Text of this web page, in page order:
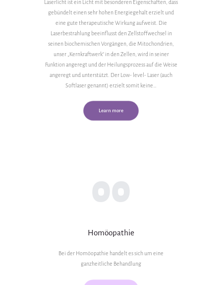
Laserlicht ist ein Licht mit besonderen Eigenschaften, dass
gebündelt einen sehr hohen Energiegehalt erzielt und
eine gute therapeutische Wirkung aufweist. Die
Laserbestrahlung beeinflusst den Zellstoffwechsel in
seinen biochemischen Vorgängen, die Mitochondrien,
unser „Kernkraftwerk“ in den Zellen, wird in seiner
Funktion angeregt und der Heilungsprozess auf die Weise
angeregt und unterstützt. Der Low- level- Laser (auch
Softlaser genannt) erzielt somit keine…
Learn more
00
Homöopathie
Bei der Homöopathie handelt es sich um eine
ganzheitliche Behandlung